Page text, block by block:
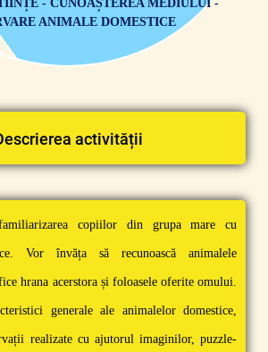
- CUNOAȘTEREA MEDIULUI -
ANIMALE DOMESTICE
activității
copiilor din grupa mare cu
Vor învăța să recunoască animalele
hrana acerstora și foloasele oferite omului.
generale ale animalelor domestice,
realizate cu ajutorul imaginilor, puzzle-